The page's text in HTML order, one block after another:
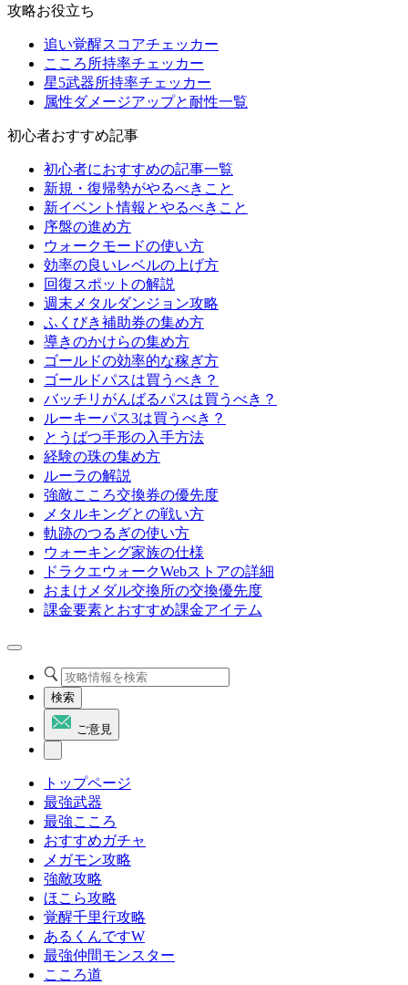
攻略お役立ち
追い覚醒スコアチェッカー
こころ所持率チェッカー
星5武器所持率チェッカー
属性ダメージアップと耐性一覧
初心者おすすめ記事
初心者におすすめの記事一覧
新規・復帰勢がやるべきこと
新イベント情報とやるべきこと
序盤の進め方
ウォークモードの使い方
効率の良いレベルの上げ方
回復スポットの解説
週末メタルダンジョン攻略
ふくびき補助券の集め方
導きのかけらの集め方
ゴールドの効率的な稼ぎ方
ゴールドパスは買うべき？
バッチリがんばるパスは買うべき？
ルーキーパス3は買うべき？
とうばつ手形の入手方法
経験の珠の集め方
ルーラの解説
強敵こころ交換券の優先度
メタルキングとの戦い方
軌跡のつるぎの使い方
ウォーキング家族の仕様
ドラクエウォークWebストアの詳細
おまけメダル交換所の交換優先度
課金要素とおすすめ課金アイテム
検索
ご意見
トップページ
最強武器
最強こころ
おすすめガチャ
メガモン攻略
強敵攻略
ほこら攻略
覚醒千里行攻略
あるくんですW
最強仲間モンスター
こころ道